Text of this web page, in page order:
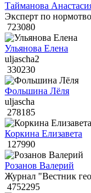
Тайманова
Эксперт по
723080
Ульянова Елена
uljascha2
330230
Фольшина Лёля
uljascha
278185
Коркина Елизавета
127990
Розанов Валерий
Журнал "Вестник
4752295